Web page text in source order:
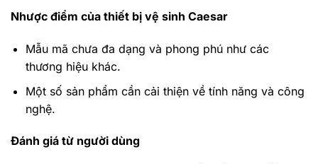
Nhược điểm của thiết bị vệ sinh Caesar
Mẫu mã chưa đa dạng và phong phú như các
thương hiệu khác.
Một số sản phẩm cần cải thiện về tính năng và công
nghệ.
Đánh giá từ người dùng